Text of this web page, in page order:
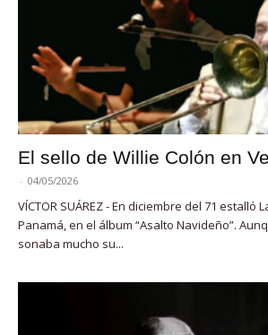
El sello de Willie Colón en
- 04/05/2026
VÍCTOR SUÁREZ - En diciembre del 71 estalló
Panamá, en el álbum “Asalto Navideño”.
sonaba mucho su...